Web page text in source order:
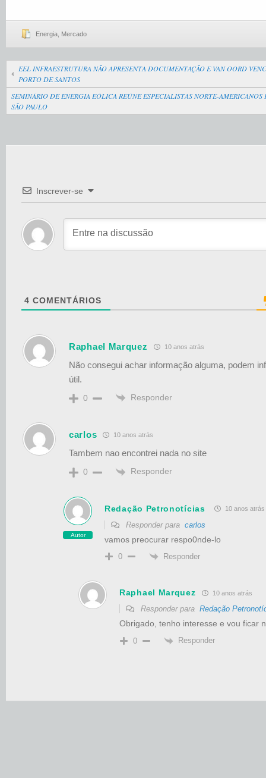
Energia Mercado
EEL INFRAESTRUTURA NÃO APRESENTA DOCUMENTAÇÃO E VAN OORD
PORTO DE SANTOS
SEMINÁRIO DE ENERGIA EÓLICA REÚNE ESPECIALISTAS NORTE-
SÃO PAULO
Inscrever-se
4 COMENTÁRIOS
Raphael Marquez 10 anos atrás
Não consegui achar informação alguma, podem
útil.
0 Responder
carlos 10 anos atrás
Tambem nao encontrei nada no site
0 Responder
Autor
Redação Petronotícias 10 anos atrás
Responder para carlos
vamos preocurar respo0nde-lo
0 Responder
Raphael Marquez 10 anos atrás
Responder para Redação
Obrigado, tenho interesse e vou ficar
0 Responder